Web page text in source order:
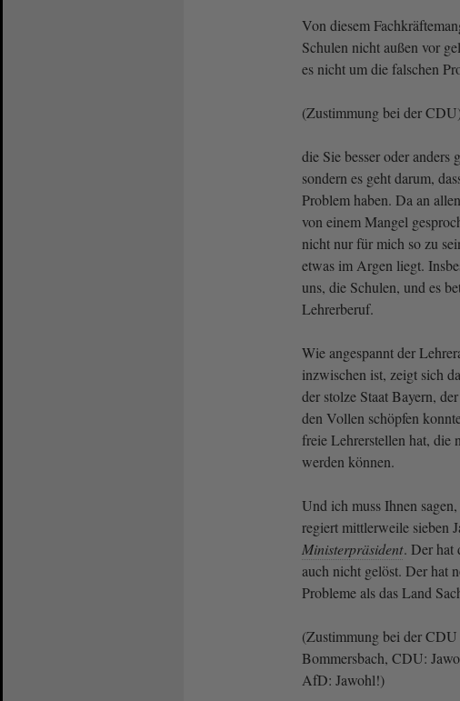
Von diesem
Schulen nicht außen vor
es nicht um die falschen
(Zustimmung bei der
die Sie besser oder anders
sondern es geht darum,
Problem haben. Da an
von einem Mangel
nicht nur für mich so zu
etwas im Argen liegt.
uns, die Schulen, und es
Lehrerberuf.
Wie angespannt der
inzwischen ist, zeigt sich
der stolze Staat Bayern,
den Vollen schöpfen
freie Lehrerstellen hat, die
werden können.
Und ich muss Ihnen
regiert mittlerweile sieben
Ministerpräsident. Der hat
auch nicht gelöst. Der hat
Probleme als das Land
(Zustimmung bei der
Bommersbach, CDU:
AfD: Jawohl!)